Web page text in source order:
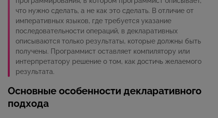
что нужно сделать, а не как это сделать. В отличие от
императивных языков, где требуется указание
последовательности операций, в декларативных
описываются только результаты, которые должны быть
получены. Программист оставляет компилятору или
интерпретатору решение о том, как достичь желаемого
результата.
Основные особенности декларативного
подхода